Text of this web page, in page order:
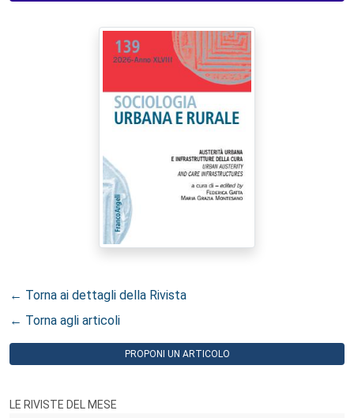
← Torna ai dettagli della Rivista
← Torna agli articoli
PROPONI UN ARTICOLO
LE RIVISTE DEL MESE